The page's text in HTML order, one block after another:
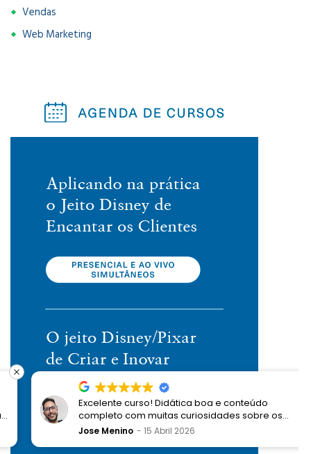
Vendas
Web Marketing
Excelente curso! Didática boa e conteúdo
completo com muitas curiosidades sobre os
processos Disney e a proposta de encantamento
Jose Menino 15 Abril 2026